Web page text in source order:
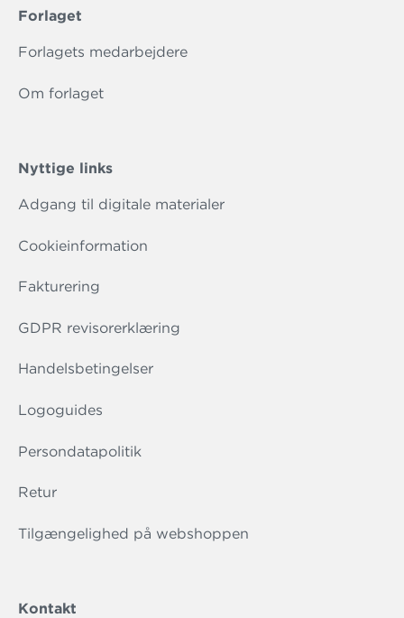
Forlaget
Forlagets medarbejdere
Om forlaget
Nyttige links
Adgang til digitale materialer
Cookieinformation
Fakturering
GDPR revisorerklæring
Handelsbetingelser
Logoguides
Persondatapolitik
Retur
Tilgængelighed på webshoppen
Kontakt